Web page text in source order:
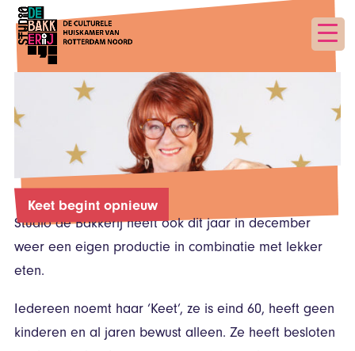
Keet begint opnieuw
Studio de Bakkerij heeft ook dit jaar in december
weer een eigen productie in combinatie met lekker
eten.
Iedereen noemt haar ‘Keet’, ze is eind 60, heeft geen
kinderen en al jaren bewust alleen. Ze heeft besloten